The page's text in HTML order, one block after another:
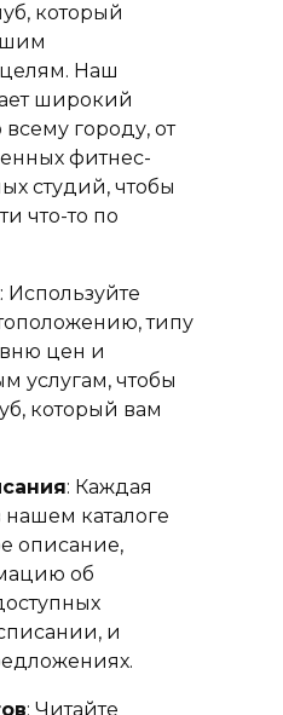
который
Наш
широкий
городу, от
фитнес-
студий, чтобы
что-то по
: Используйте
типу
цен и
услугам, чтобы
который вам
: Каждая
каталоге
описание,
об
и
: Читайте